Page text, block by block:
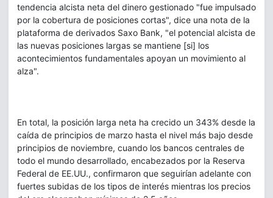
tendencia alcista neta del dinero gestionado "fue impulsado
por la cobertura de posiciones cortas", dice una nota de la
plataforma de derivados Saxo Bank, "el potencial alcista de
las nuevas posiciones largas se mantiene [si] los
acontecimientos fundamentales apoyan un movimiento al
alza".
En total, la posición larga neta ha crecido un 343% desde la
caída de principios de marzo hasta el nivel más bajo desde
principios de noviembre, cuando los bancos centrales de
todo el mundo desarrollado, encabezados por la Reserva
Federal de EE.UU., confirmaron que seguirían adelante con
fuertes subidas de los tipos de interés mientras los precios